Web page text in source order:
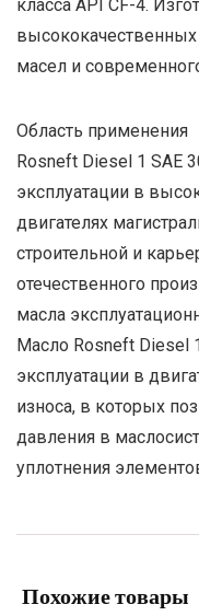
класса API CF-4.
масел и
Область применения
Rosneft Diesel 1 SAE
эксплуатации в
двигателях
строительной и
отечественного
масла
Масло Rosneft Diesel
эксплуатации в
износа, в которых
давления в
уплотнения
Похожие товары